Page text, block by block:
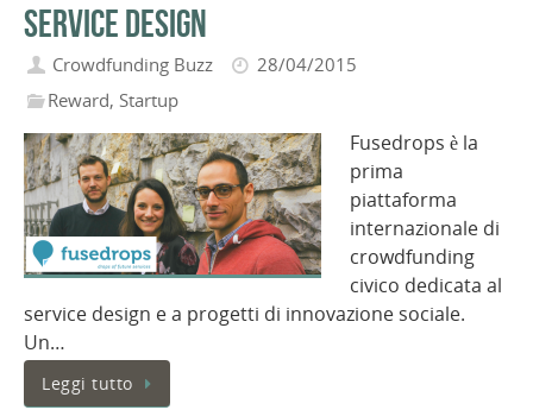
service design
Crowdfunding Buzz
28/04/2015
Reward, Startup
Fusedrops è la
prima
piattaforma
internazionale di
crowdfunding
civico dedicata al
service design e a progetti di innovazione sociale.
Un…
Leggi tutto